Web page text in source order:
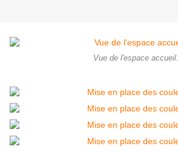
Vue de l'espace accueil.